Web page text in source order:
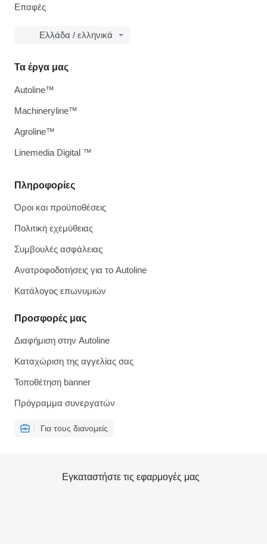
Επαφές
Ελλάδα / ελληνικά
Πληροφορίες
Όροι και προϋποθέσεις
Πολιτική εχεμύθειας
Συμβουλές ασφάλειας
Ανατροφοδοτήσεις για το Autoline
Κατάλογος επωνυμιών
Προσφορές μας
Διαφήμιση στην Autoline
Καταχώριση της αγγελίας σας
Τοποθέτηση banner
Πρόγραμμα συνεργατών
Για τους διανομείς
Τα έργα μας
Autoline™
Machineryline™
Agroline™
Linemedia Digital ™
Εγκαταστήστε τις εφαρμογές μας